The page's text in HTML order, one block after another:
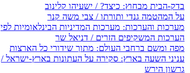
בדק-הבית מבחוץ: כיצד? / ישעיהו קלינוב
על המהטמה גנדי ותורתו / צבי משה קנר
מערכות והערכות: מערכות המדיניות הבינלאומיות לפי
הערכות המשקיפים הזרים / דניאל שר
מפה ומשם ברחבי העולם: מתוך שידורי כל הארצות
עניני השעה בארץ: סקירה על העתונות בארץ-ישראל /
גרשון הירש